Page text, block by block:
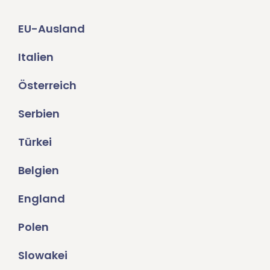
EU-Ausland
Italien
Österreich
Serbien
Türkei
Belgien
England
Polen
Slowakei